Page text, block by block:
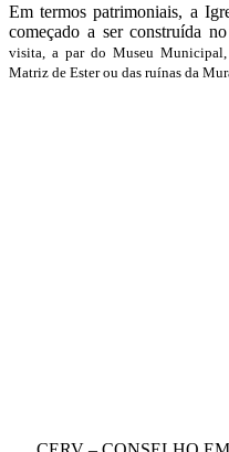
Em termos patrimoniais, a
começado a ser construída
visita, a par do Museu
Matriz de Ester ou das ruínas da